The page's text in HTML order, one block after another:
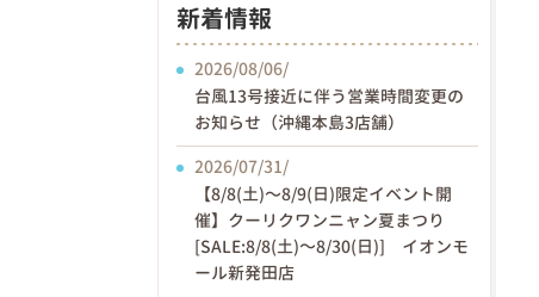
新着情報
2026/08/06/
台風13号接近に伴う営業時間変更の
お知らせ（沖縄本島3店舗）
2026/07/31/
【8/8(土)〜8/9(日)限定イベント開
催】クーリクワンニャン夏まつり
[SALE:8/8(土)～8/30(日)] イオンモ
ール新発田店